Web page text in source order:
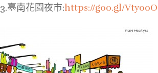
3.臺南花園夜市:https://goo.gl/Vty00O